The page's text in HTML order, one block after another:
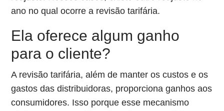
ano no qual ocorre a revisão tarifária.
Ela oferece algum ganho
para o cliente?
A revisão tarifária, além de manter os custos e os
gastos das distribuidoras, proporciona ganhos aos
consumidores. Isso porque esse mecanismo